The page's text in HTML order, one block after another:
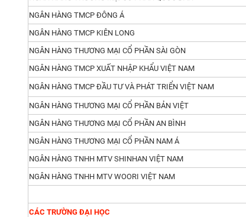
NGÂN HÀNG TMCP ĐÔNG Á
NGÂN HÀNG TMCP KIÊN LONG
NGÂN HÀNG THƯƠNG MẠI CỔ PHẦN SÀI GÒN
NGÂN HÀNG TMCP XUẤT NHẬP KHẨU VIỆT NAM
NGÂN HÀNG TMCP ĐẦU TƯ VÀ PHÁT TRIỂN VIỆT NAM
NGÂN HÀNG THƯƠNG MẠI CỔ PHẦN BẢN VIỆT
NGÂN HÀNG THƯƠNG MẠI CỔ PHẦN AN BÌNH
NGÂN HÀNG THƯƠNG MẠI CỔ PHẦN NAM Á
NGÂN HÀNG TNHH MTV SHINHAN VIỆT NAM
NGÂN HÀNG TNHH MTV WOORI VIỆT NAM
CÁC TRƯỜNG ĐẠI HỌC